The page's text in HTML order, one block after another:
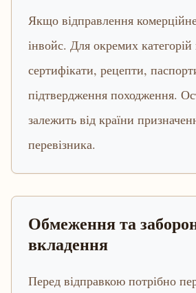
Якщо відправлення
інвойс. Для окремих категорій
сертифікати, рецепти,
підтвердження походження.
залежить від країни
перевізника.
Обмеження та
вкладення
Перед відправкою потрібно